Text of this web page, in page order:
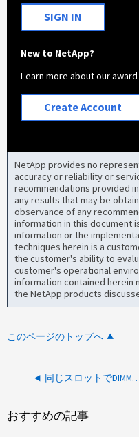
SIGN IN
New to NetApp?
Learn more about our
Create Account
NetApp provides no
accuracy or reliability or
recommendations provided
any results that may be
observance of any
information in this document
information or the
techniques herein is a
the customer's ability to
customer's operational
information contained herein
the NetApp products
このページのトップへ
同じスロットでDIMMに複数
おすすめの記事